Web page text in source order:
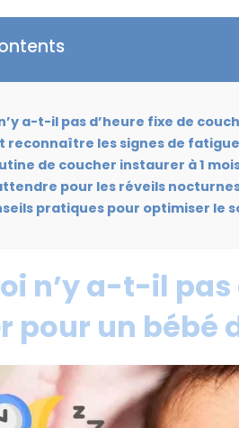
a-t-il pas d’heure fixe de
reconnaître les signes de fatigue
de coucher instaurer à 1
pour les réveils
pratiques pour optimiser le
n’y a-t-il pas
pour un bébé